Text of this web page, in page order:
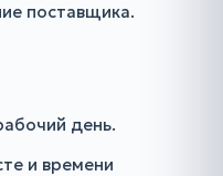
поставщика.
день.
и времени